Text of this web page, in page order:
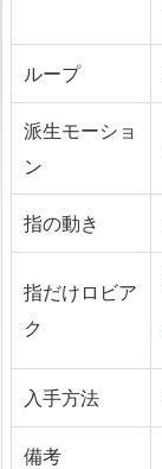
ループ
派生モーショ
ン
指の動き
指だけロビア
ク
入手方法
備考